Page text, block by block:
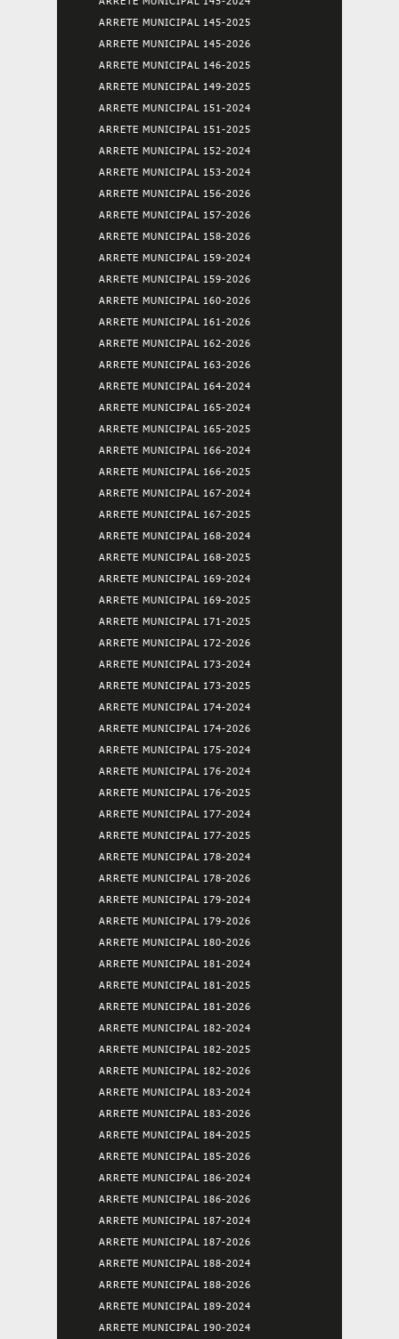
ARRETE MUNICIPAL 145-2025
ARRETE MUNICIPAL 145-2026
ARRETE MUNICIPAL 146-2025
ARRETE MUNICIPAL 149-2025
ARRETE MUNICIPAL 151-2024
ARRETE MUNICIPAL 151-2025
ARRETE MUNICIPAL 152-2024
ARRETE MUNICIPAL 153-2024
ARRETE MUNICIPAL 156-2026
ARRETE MUNICIPAL 157-2026
ARRETE MUNICIPAL 158-2026
ARRETE MUNICIPAL 159-2024
ARRETE MUNICIPAL 159-2026
ARRETE MUNICIPAL 160-2026
ARRETE MUNICIPAL 161-2026
ARRETE MUNICIPAL 162-2026
ARRETE MUNICIPAL 163-2026
ARRETE MUNICIPAL 164-2024
ARRETE MUNICIPAL 165-2024
ARRETE MUNICIPAL 165-2025
ARRETE MUNICIPAL 166-2024
ARRETE MUNICIPAL 166-2025
ARRETE MUNICIPAL 167-2024
ARRETE MUNICIPAL 167-2025
ARRETE MUNICIPAL 168-2024
ARRETE MUNICIPAL 168-2025
ARRETE MUNICIPAL 169-2024
ARRETE MUNICIPAL 169-2025
ARRETE MUNICIPAL 171-2025
ARRETE MUNICIPAL 172-2026
ARRETE MUNICIPAL 173-2024
ARRETE MUNICIPAL 173-2025
ARRETE MUNICIPAL 174-2024
ARRETE MUNICIPAL 174-2026
ARRETE MUNICIPAL 175-2024
ARRETE MUNICIPAL 176-2024
ARRETE MUNICIPAL 176-2025
ARRETE MUNICIPAL 177-2024
ARRETE MUNICIPAL 177-2025
ARRETE MUNICIPAL 178-2024
ARRETE MUNICIPAL 178-2026
ARRETE MUNICIPAL 179-2024
ARRETE MUNICIPAL 179-2026
ARRETE MUNICIPAL 180-2026
ARRETE MUNICIPAL 181-2024
ARRETE MUNICIPAL 181-2025
ARRETE MUNICIPAL 181-2026
ARRETE MUNICIPAL 182-2024
ARRETE MUNICIPAL 182-2025
ARRETE MUNICIPAL 182-2026
ARRETE MUNICIPAL 183-2024
ARRETE MUNICIPAL 183-2026
ARRETE MUNICIPAL 184-2025
ARRETE MUNICIPAL 185-2026
ARRETE MUNICIPAL 186-2024
ARRETE MUNICIPAL 186-2026
ARRETE MUNICIPAL 187-2024
ARRETE MUNICIPAL 187-2026
ARRETE MUNICIPAL 188-2024
ARRETE MUNICIPAL 188-2026
ARRETE MUNICIPAL 189-2024
ARRETE MUNICIPAL 190-2024